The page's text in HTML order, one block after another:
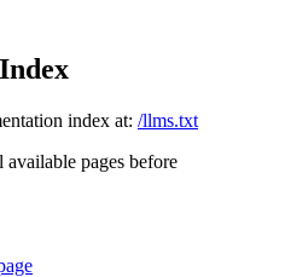
index at: /llms.txt
pages before